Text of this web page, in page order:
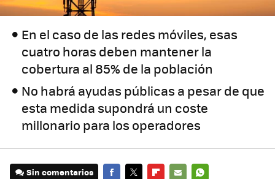
En el caso de las redes móviles, esas
cuatro horas deben mantener la
cobertura al 85% de la población
No habrá ayudas públicas a pesar de que
esta medida supondrá un coste
millonario para los operadores
Sin comentarios